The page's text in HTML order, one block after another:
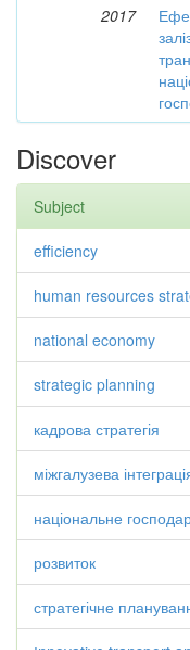
2017
Discover
Subject
efficiency
human resources
national economy
strategic planning
кадрова стратегія
міжгалузева
національне
розвиток
стратегічне